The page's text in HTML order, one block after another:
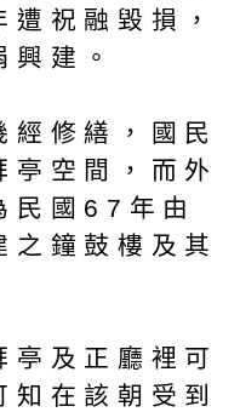
祝融毀損，
興建。
經修繕，國民
亭空間，而外
民國67年由
之鐘鼓樓及其
亭及正廳裡可
知在該朝受到